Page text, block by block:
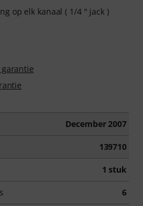
op elk kanaal ( 1/4 " jack )
December 2007
139710
1 stuk
6